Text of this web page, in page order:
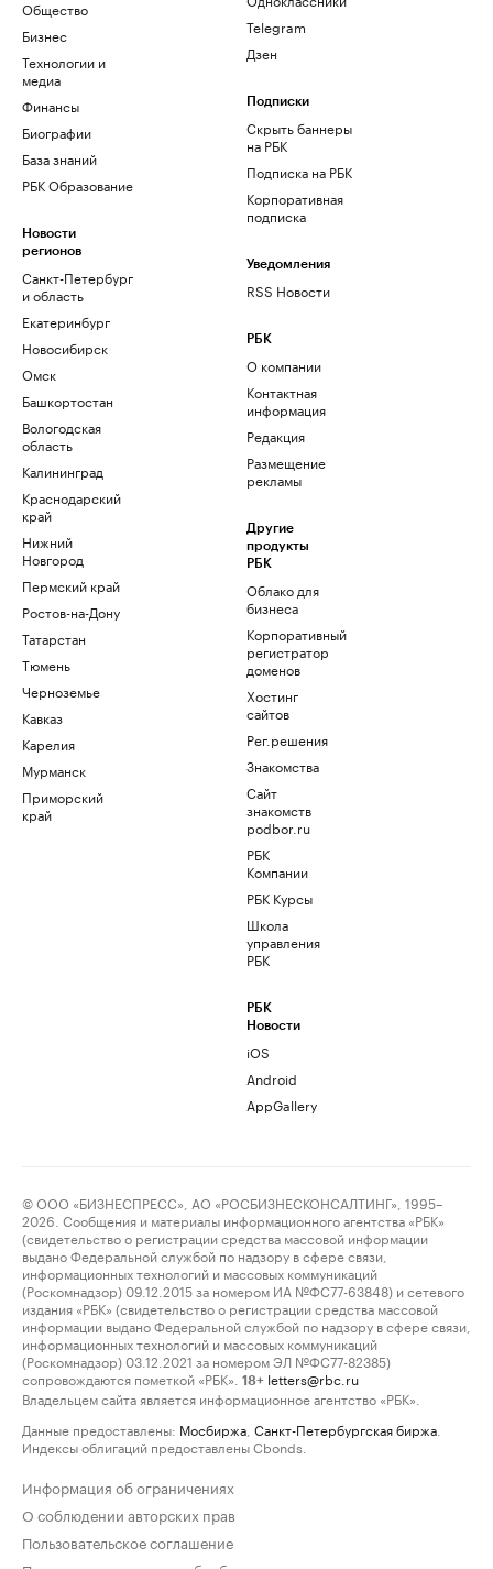
Общество
Бизнес
Технологии и
медиа
Финансы
Биографии
База знаний
РБК Образование
Новости
регионов
Санкт-Петербург
и область
Екатеринбург
Новосибирск
Омск
Башкортостан
Вологодская
область
Калининград
Краснодарский
край
Нижний
Новгород
Пермский край
Ростов-на-Дону
Татарстан
Тюмень
Черноземье
Кавказ
Карелия
Мурманск
Приморский
край
Telegram
Дзен
Подписки
Скрыть баннеры
на РБК
Подписка на РБК
Корпоративная
подписка
Уведомления
RSS Новости
РБК
О компании
Контактная
информация
Редакция
Размещение
рекламы
Другие
продукты
РБК
Облако для
бизнеса
Корпоративный
регистратор
доменов
Хостинг
сайтов
Рег.решения
Знакомства
Сайт
знакомств
podbor.ru
РБК
Компании
РБК Курсы
Школа
управления
РБК
РБК
Новости
iOS
Android
AppGallery
© ООО «БИЗНЕСПРЕСС», АО «РОСБИЗНЕСКОНСАЛТИНГ», 1995–
2026. Сообщения и материалы информационного агентства «РБК»
(свидетельство о регистрации средства массовой информации
выдано Федеральной службой по надзору в сфере связи,
информационных технологий и массовых коммуникаций
(Роскомнадзор) 09.12.2015 за номером ИА №ФС77-63848) и сетевого
издания «РБК» (свидетельство о регистрации средства массовой
информации выдано Федеральной службой по надзору в сфере связи,
информационных технологий и массовых коммуникаций
(Роскомнадзор) 03.12.2021 за номером ЭЛ №ФС77-82385)
сопровождаются пометкой «РБК».
18+ letters@rbc.ru
Владельцем сайта является информационное агентство «РБК».
Данные предоставлены: Мосбиржа Санкт-Петербургская биржа
Индексы облигаций предоставлены Cbonds.
Информация об ограничениях
О соблюдении авторских прав
Пользовательское соглашение